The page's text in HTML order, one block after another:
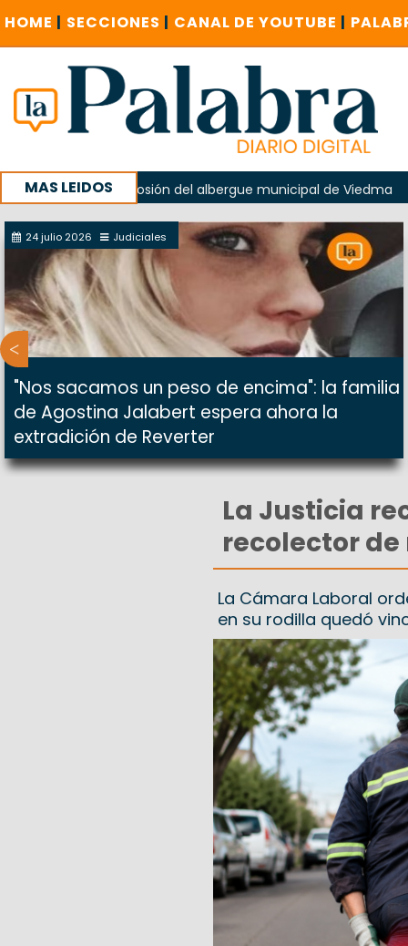
HOME | SECCIONES | CANAL DE YOUTUBE |
MAS LEIDOS
en la explosión del albergue municipal de Viedma La
con un encuentro provincial en Roca
24 julio 2026 Judiciales
"Nos sacamos un peso de encima": la familia
de Agostina Jalabert espera ahora la
extradición de Reverter
La Justicia
recolector de
La Cámara Laboral
en su rodilla quedó